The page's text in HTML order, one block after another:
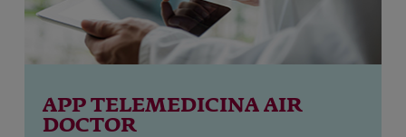
APP TELEMEDICINA AIR
DOCTOR